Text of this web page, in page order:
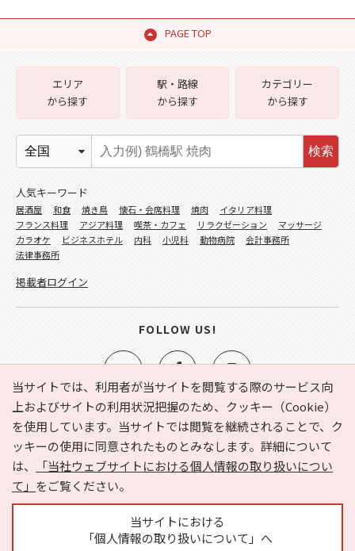
PAGE TOP
当サイトでは、利用者が当サイトを閲覧する際のサービス向
上およびサイトの利用状況把握のため、クッキー（Cookie）
を使用しています。当サイトでは閲覧を継続されることで、ク
ッキーの使用に同意されたものとみなします。詳細について
は、
「当社ウェブサイトにおける個人情報の取り扱いについ
て」 をご覧ください。
当サイトにおける
「個人情報の取り扱いについて」へ
e-NAVITA（イーナビタ）とは？ お気に入り
ヘルプ
利用規約
個人情報の取り扱いについて
運営会社
サイトマップ
広告掲載に関するお問い合わせ
エリア
から探す
駅・路線
から探す
カテゴリー
から探す
検索
人気キーワード
居酒屋 和食 焼き鳥 懐石・会席料理 焼肉
イタリア料理
フランス料理
アジア料理 喫茶・カフェ リラクゼーション
マッサージ
カラオケ
ビジネスホテル 内科 小児科 動物病院
会計事務所
法律事務所
掲載者ログイン
FOLLOW US!